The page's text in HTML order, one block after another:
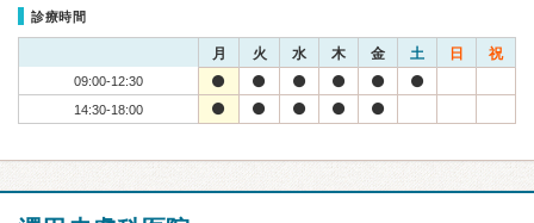
診療時間
月 火 水 木 金 土 日 祝
09:00-12:30
14:30-18:00